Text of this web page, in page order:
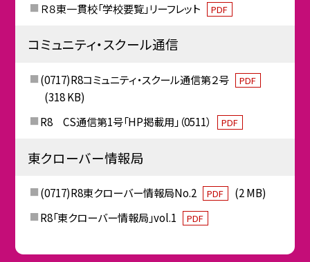
Ｒ８東一貫校「学校要覧」リーフレット PDF
コミュニティ・スクール通信
(0717)R8コミュニティ・スクール通信第２号 PDF
(318 KB)
R8 CS通信第1号「HP掲載用」（0511）
PDF
東クローバー情報局
(0717)R8東クローバー情報局No.2 PDF
(2 MB)
R8「東クローバー情報局」vol.1
PDF